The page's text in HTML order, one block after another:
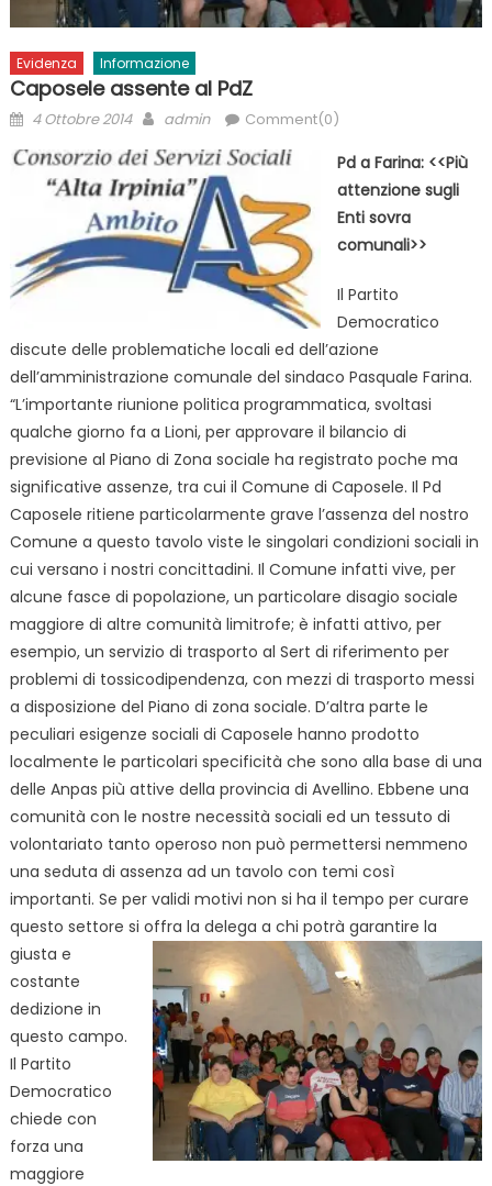
Evidenza Informazione
Caposele assente al PdZ
Posted
4 Ottobre 2014 Author
admin Comment(0)
Pd a Farina: <<Più
attenzione sugli
Enti sovra
comunali>>
Il Partito
Democratico
discute delle problematiche locali ed dell’azione
dell’amministrazione comunale del sindaco Pasquale Farina.
“L’importante riunione politica programmatica, svoltasi
qualche giorno fa a Lioni, per approvare il bilancio di
previsione al Piano di Zona sociale ha registrato poche ma
significative assenze, tra cui il Comune di Caposele. Il Pd
Caposele ritiene particolarmente grave l’assenza del nostro
Comune a questo tavolo viste le singolari condizioni sociali in
cui versano i nostri concittadini. Il Comune infatti vive, per
alcune fasce di popolazione, un particolare disagio sociale
maggiore di altre comunità limitrofe; è infatti attivo, per
esempio, un servizio di trasporto al Sert di riferimento per
problemi di tossicodipendenza, con mezzi di trasporto messi
a disposizione del Piano di zona sociale. D’altra parte le
peculiari esigenze sociali di Caposele hanno prodotto
localmente le particolari specificità che sono alla base di una
delle Anpas più attive della provincia di Avellino. Ebbene una
comunità con le nostre necessità sociali ed un tessuto di
volontariato tanto operoso non può permettersi nemmeno
una seduta di assenza ad un tavolo con temi così
importanti. Se per validi motivi non si ha il tempo per curare
questo settore si offra la delega a chi potrà garantire la
giusta e
costante
dedizione in
questo campo.
Il Partito
Democratico
chiede con
forza una
maggiore